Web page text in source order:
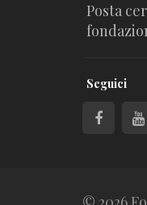
Posta
Seguici